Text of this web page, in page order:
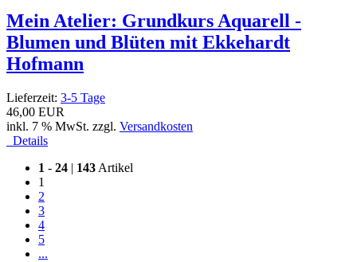
Mein Atelier: Grundkurs Aquarell -
Blumen und Blüten mit Ekkehardt
Hofmann
Lieferzeit: 3-5 Tage
46,00 EUR
inkl. 7 % MwSt. zzgl. Versandkosten
Details
1 - 24 | 143 Artikel
1
2
3
4
5
...